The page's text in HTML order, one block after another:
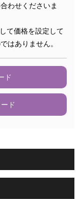
わせくださいま
て価格を設定して
はありません。
ド
ド